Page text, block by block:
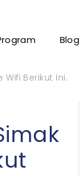
Blog
Berikut Ini.